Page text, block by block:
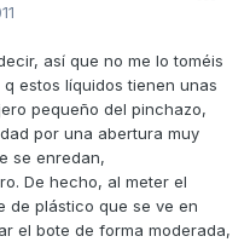
así que no me lo toméis
estos líquidos tienen unas
pequeño del pinchazo,
por una abertura muy
se enredan,
De hecho, al meter el
de plástico que se ve en
el bote de forma moderada,